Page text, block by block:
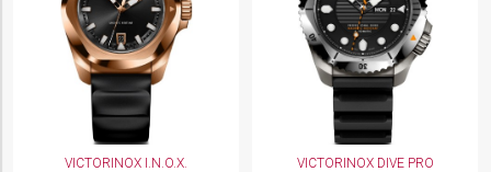
VICTORINOX I.N.O.X.
VICTORINOX DIVE PRO